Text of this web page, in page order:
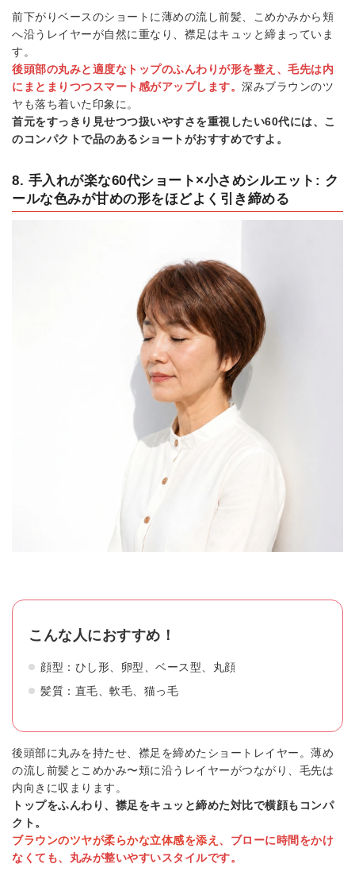
前下がりベースのショートに薄めの流し前髪、こめかみから頬
へ沿うレイヤーが自然に重なり、襟足はキュッと締まっていま
す。
後頭部の丸みと適度なトップのふんわりが形を整え、毛先は内
にまとまりつつスマート感がアップします。 深みブラウンのツ
ヤも落ち着いた印象に。
首元をすっきり見せつつ扱いやすさを重視したい60代には、こ
のコンパクトで品のあるショートがおすすめですよ。
8. 手入れが楽な60代ショート×小さめシルエット: ク
ールな色みが甘めの形をほどよく引き締める
こんな人におすすめ！
顔型：ひし形、卵型、ベース型、丸顔
髪質：直毛、軟毛、猫っ毛
後頭部に丸みを持たせ、襟足を締めたショートレイヤー。薄め
の流し前髪とこめかみ〜頬に沿うレイヤーがつながり、毛先は
内向きに収まります。
トップをふんわり、襟足をキュッと締めた対比で横顔もコンパ
クト。
ブラウンのツヤが柔らかな立体感を添え 、ブローに時間をかけ
なくても、丸みが整いやすいスタイルです。